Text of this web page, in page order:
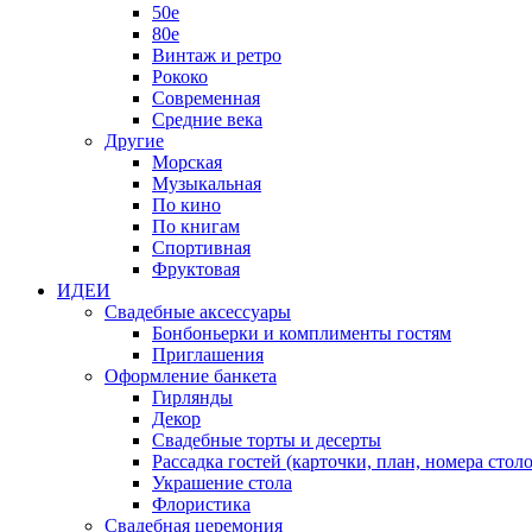
50е
80е
Винтаж и ретро
Рококо
Современная
Средние века
Другие
Морская
Музыкальная
По кино
По книгам
Спортивная
Фруктовая
ИДЕИ
Свадебные аксессуары
Бонбоньерки и комплименты гостям
Приглашения
Оформление банкета
Гирлянды
Декор
Свадебные торты и десерты
Рассадка гостей (карточки, план, номера
Украшение стола
Флористика
Свадебная церемония